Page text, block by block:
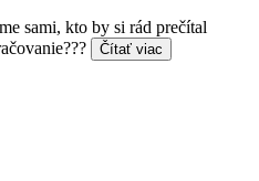
sami, kto by si rád prečítal
Čítať viac